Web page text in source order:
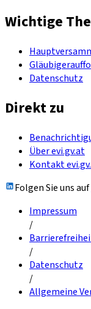
Wichtige
Datenschutz
Direkt zu
Über evi.gv.at
Kontakt
Folgen Sie uns auf
Impressum
/
/
Datenschutz
/
Allgemeine